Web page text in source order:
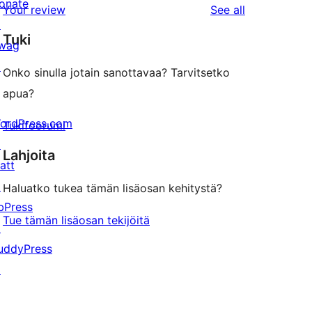
reviews
star
reviews
Your review See all
Tuki
Onko sinulla jotain sanottavaa? Tarvitsetko
apua?
Tukifoorumi
Lahjoita
Haluatko tukea tämän lisäosan kehitystä?
Tue tämän lisäosan tekijöitä